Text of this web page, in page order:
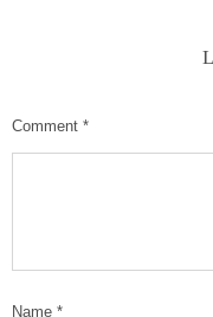
Comment *
Name *